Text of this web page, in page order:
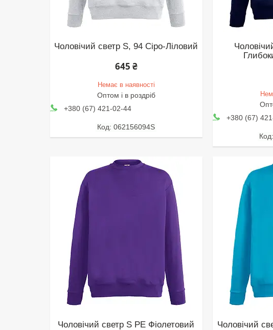
Чоловічий светр S, 94 Сіро-Ліловий
645 ₴
Немає в наявності
Оптом і в роздріб
+380 (67) 421-02-44
062156094S
+380 (67)
Чоловічий светр S PE Фіолетовий Чоловічий